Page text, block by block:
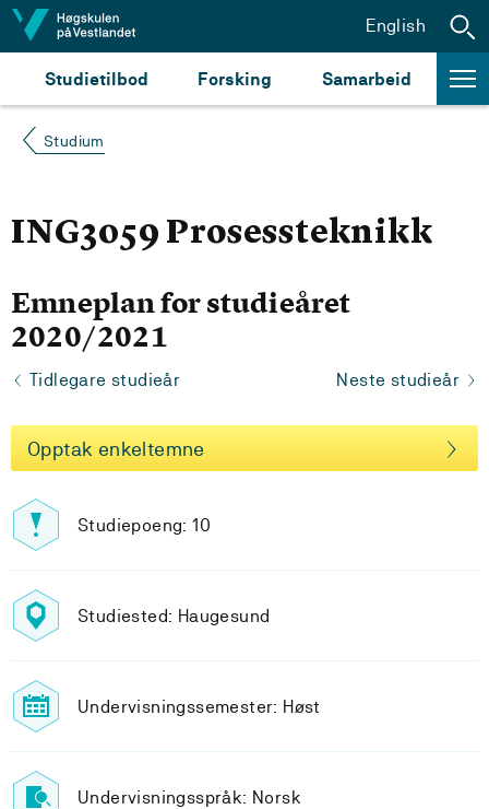
Hopp til innhald
Studietilbod Forsking Samarbeid
English
Studium
ING3059 Prosessteknikk
Emneplan for studieåret
2020/2021
Tidlegare studieår Neste studieår
Opptak enkeltemne
Studiepoeng: 10
Studiested: Haugesund
Undervisningssemester: Høst
Undervisningsspråk: Norsk